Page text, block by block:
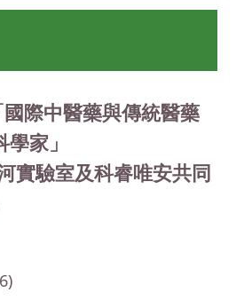
際中醫藥與傳統醫藥
家」
實驗室及科睿唯安共同